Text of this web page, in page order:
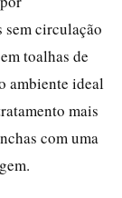
sem circulação
toalhas de
ambiente ideal
mais
com uma